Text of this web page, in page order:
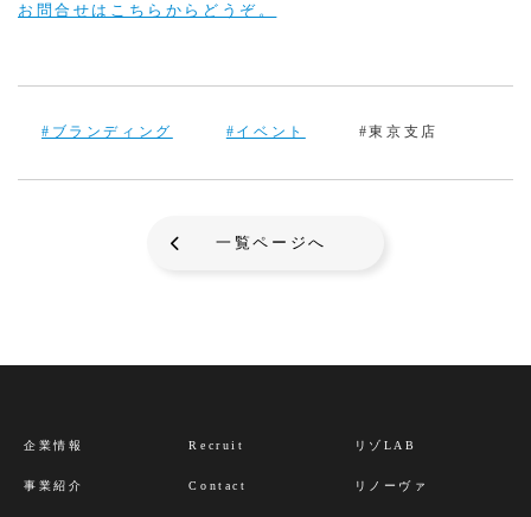
お問合せはこちらからどうぞ。
#ブランディング #イベント #東京支店
一覧ページへ
企業情報
事業紹介
Recruit
Contact
リゾLAB
リノーヴァ